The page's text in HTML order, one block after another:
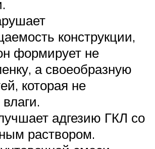
конструкции,
формирует не
а своеобразную
которая не
адгезию ГКЛ со
раствором.